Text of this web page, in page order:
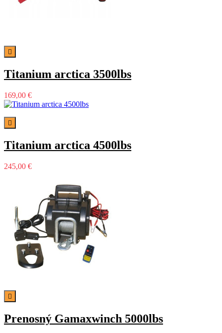

Titanium arctica 3500lbs
169,00 €

Titanium arctica 4500lbs
245,00 €

Prenosný Gamaxwinch 5000lbs